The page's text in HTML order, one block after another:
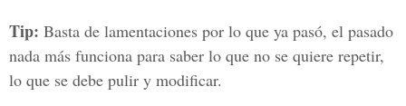
Tip: Basta de lamentaciones por lo que ya pasó, el pasado
nada más funciona para saber lo que no se quiere repetir,
lo que se debe pulir y modificar.